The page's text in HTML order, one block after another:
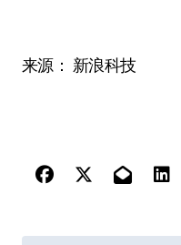
来源： 新浪科技